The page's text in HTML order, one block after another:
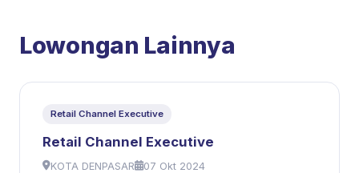
Lowongan Lainnya
Retail Channel Executive
Retail Channel Executive
KOTA DENPASAR 07 Okt 2024